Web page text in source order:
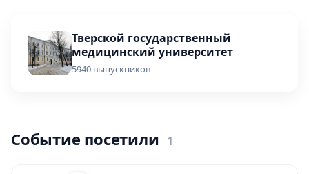
Тверской государственный
медицинский университет
5940 выпускников
Событие посетили 1